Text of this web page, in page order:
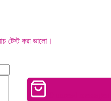
টেস্ট করা ভালো।